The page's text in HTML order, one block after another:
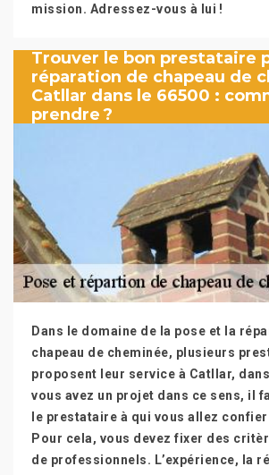
mission. Adressez-vous à lui !
Trouver le bon prestataire
réparation de chapeau de
Catllar dans le 66500 :
prendre ?
Dans le domaine de la pose et la
chapeau de cheminée, plusieurs
proposent leur service à Catllar,
vous avez un projet dans ce sens, il
le prestataire à qui vous allez
Pour cela, vous devez fixer des
de professionnels. L’expérience, la